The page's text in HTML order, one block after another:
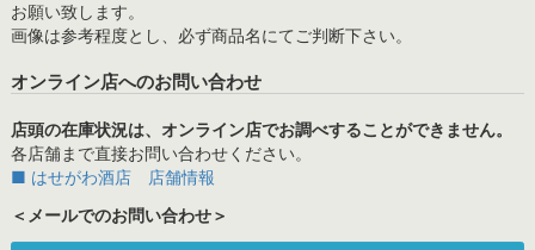
お願い致します。
画像は参考程度とし、必ず商品名にてご判断下さい。
オンライン店へのお問い合わせ
店頭の在庫状況は、オンライン店でお調べすることができません。
各店舗まで直接お問い合わせください。
■ はせがわ酒店 店舗情報
＜メールでのお問い合わせ＞